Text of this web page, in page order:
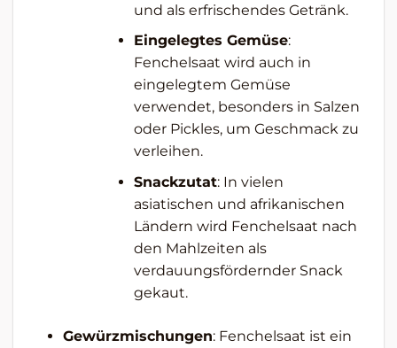
und als erfrischendes Getränk.
Eingelegtes Gemüse:
Fenchelsaat wird auch in
eingelegtem Gemüse
verwendet, besonders in Salzen
oder Pickles, um Geschmack zu
verleihen.
Snackzutat: In vielen
asiatischen und afrikanischen
Ländern wird Fenchelsaat nach
den Mahlzeiten als
verdauungsfördernder Snack
gekaut.
Gewürzmischungen: Fenchelsaat ist ein